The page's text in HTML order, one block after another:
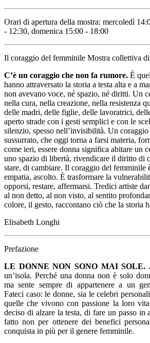
Orari di apertura della mostra: mercoledì
- 12:30, domenica 15:00 - 18:00
Il coraggio del femminile Mostra collettiva
C’è un coraggio che non fa rumore. È
hanno attraversato la storia a testa alta e a
non avevano voce, né spazio, né diritti. Un
nella cura, nella creazione, nella resistenza
delle madri, delle figlie, delle lavoratrici,
aperto strade con i gesti semplici e con le
silenzio, spesso nell’invisibilità. Un
sussurrato, che oggi torna a farsi materia,
come ieri, essere donna significa abitare un
uno spazio di libertà, rivendicare il diritto di
stare, di cambiare. Il coraggio del femminile
empatia, ascolto. È trasformare la
opporsi, restare, affermarsi. Tredici artiste
al non detto, al non visto, al sentito
colore, il gesto, raccontano ciò che la storia
Elisabeth Longhi
Prefazione
LE DONNE NON SONO MAI SOLE.
un’isola. Perché una donna non è solo
ma sente sempre di appartenere a un
Fateci caso: le donne, sia le celebri
quelle che vivono con passione la loro
deciso di alzare la testa, di fare un passo in
fatto non per ottenere dei benefici
conquista in più per il genere femminile.